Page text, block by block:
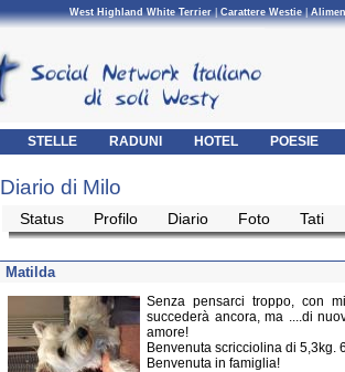
West Highland White Terrier|Carattere Westie|
STELLE RADUNI HOTEL POESIE
Diario di Milo
Status Profilo Diario Foto Tati
Matilda
Senza pensarci troppo, con
succederà ancora, ma ....di
amore!
Benvenuta scricciolina di 5,3kg.
Benvenuta in famiglia!